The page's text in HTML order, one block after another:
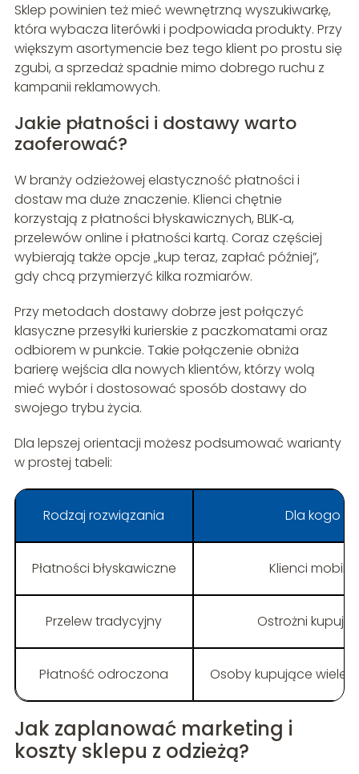
Sklep powinien też mieć wewnętrzną wyszukiwarkę,
która wybacza literówki i podpowiada produkty. Przy
większym asortymencie bez tego klient po prostu się
zgubi, a sprzedaż spadnie mimo dobrego ruchu z
kampanii reklamowych.
Jakie płatności i dostawy warto
zaoferować?
W branży odzieżowej elastyczność płatności i
dostaw ma duże znaczenie. Klienci chętnie
korzystają z płatności błyskawicznych, BLIK‑a,
przelewów online i płatności kartą. Coraz częściej
wybierają także opcje „kup teraz, zapłać później”,
gdy chcą przymierzyć kilka rozmiarów.
Przy metodach dostawy dobrze jest połączyć
klasyczne przesyłki kurierskie z paczkomatami oraz
odbiorem w punkcie. Takie połączenie obniża
barierę wejścia dla nowych klientów, którzy wolą
mieć wybór i dostosować sposób dostawy do
swojego trybu życia.
Dla lepszej orientacji możesz podsumować warianty
w prostej tabeli:
Rodzaj rozwiązania Dla kogo
Płatności błyskawiczne Klienci mobilni
Przelew tradycyjny Ostrożni
Płatność odroczona Osoby kupujące wiele
Jak zaplanować marketing i
koszty sklepu z odzieżą?